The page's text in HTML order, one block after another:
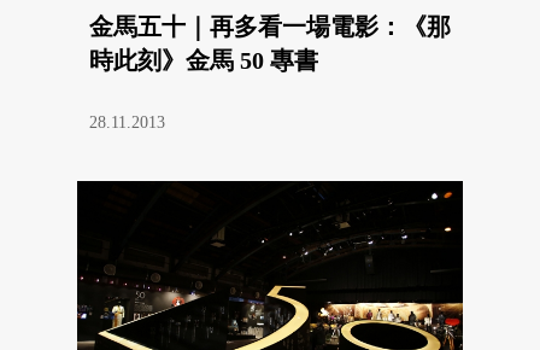
金馬五十｜再多看一場電影：《那
時此刻》金馬 50 專書
28.11.2013